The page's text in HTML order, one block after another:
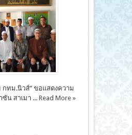
กทม.นิวส์” ขอแสดงความ
น สาเมา ... Read More »